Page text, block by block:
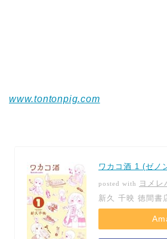
www.tontonpig.com
ワカコ酒 1 (ゼノ
posted with
ヨメレ
新久 千映 徳間書